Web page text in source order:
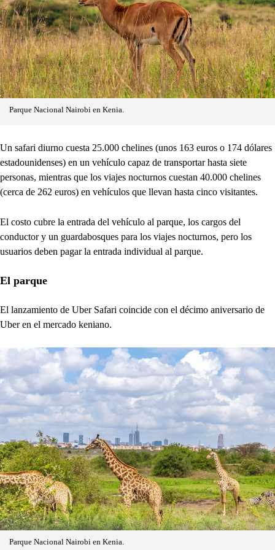
Parque Nacional Nairobi en Kenia.
Un safari diurno cuesta 25.000 chelines (unos 163 euros o 174 dólares
estadounidenses) en un vehículo capaz de transportar hasta siete
personas, mientras que los viajes nocturnos cuestan 40.000 chelines
(cerca de 262 euros) en vehículos que llevan hasta cinco visitantes.
El costo cubre la entrada del vehículo al parque, los cargos del
conductor y un guardabosques para los viajes nocturnos, pero los
usuarios deben pagar la entrada individual al parque.
El parque
El lanzamiento de Uber Safari coincide con el décimo aniversario de
Uber en el mercado keniano.
Parque Nacional Nairobi en Kenia.